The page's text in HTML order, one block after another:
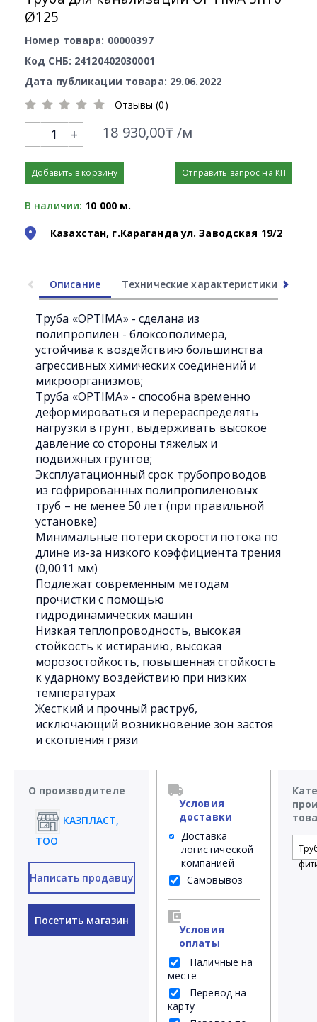
Ø125
Номер товара: 00000397
Код СНБ: 24120402030001
Дата публикации товара: 29.06.2022
Отзывы (0)
+ 18 930,00₸ /м
Добавить в корзину Отправить запрос на КП
В наличии: 10 000 м.
Казахстан, г.Караганда ул. Заводская 19/2
Описание Технические характеристики
Труба «OPTIMA» - сделана из
полипропилен - блоксополимера,
устойчива к воздействию большинства
агрессивных химических соединений и
микроорганизмов;
Труба «OPTIMA» - способна временно
деформироваться и перераспределять
нагрузки в грунт, выдерживать высокое
давление со стороны тяжелых и
подвижных грунтов;
Эксплуатационный срок трубопроводов
из гофрированных полипропиленовых
труб – не менее 50 лет (при правильной
установке)
Минимальные потери скорости потока по
длине из-за низкого коэффициента трения
(0,0011 мм)
Подлежат современным методам
прочистки с помощью
гидродинамических машин
Низкая теплопроводность, высокая
стойкость к истиранию, высокая
морозостойкость, повышенная стойкость
к ударному воздействию при низких
температурах
Жесткий и прочный раструб,
исключающий возникновение зон застоя
и скопления грязи
О производителе
КАЗПЛАСТ,
ТОО
Написать продавцу
Посетить магазин
Условия
доставки
Доставка
логистической
компанией
Самовывоз
Условия
оплаты
Наличные на
месте
Перевод на
карту